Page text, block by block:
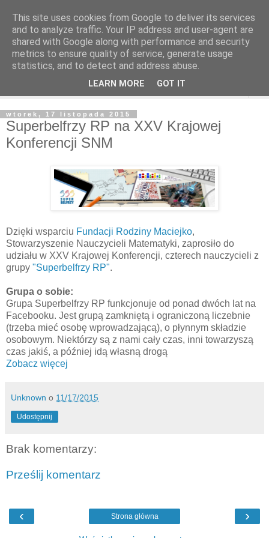
wtorek, 17 listopada 2015
Superbelfrzy RP na XXV Krajowej
Konferencji SNM
Dzięki wsparciu Fundacji Rodziny Maciejko,
Stowarzyszenie Nauczycieli Matematyki, zaprosiło do
udziału w XXV Krajowej Konferencji, czterech nauczycieli z
grupy "Superbelfrzy RP".
Grupa o sobie:
Grupa Superbelfrzy RP funkcjonuje od ponad dwóch lat na
Facebooku. Jest grupą zamkniętą i ograniczoną liczebnie
(trzeba mieć osobę wprowadzającą), o płynnym składzie
osobowym. Niektórzy są z nami cały czas, inni towarzyszą
czas jakiś, a później idą własną drogą
Zobacz więcej
Unknown o 11/17/2015
Udostępnij
Brak komentarzy:
Prześlij komentarz
‹ ›
Strona główna
This site uses cookies from Google to deliver its services
and to analyze traffic. Your IP address and user-agent are
shared with Google along with performance and security
metrics to ensure quality of service, generate usage
statistics, and to detect and address abuse.
LEARN MORE GOT IT